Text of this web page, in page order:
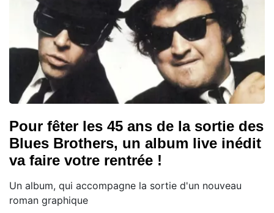
Pour fêter les 45 ans de la sortie des
Blues Brothers, un album live inédit
va faire votre rentrée !
Un album, qui accompagne la sortie d'un nouveau
roman graphique